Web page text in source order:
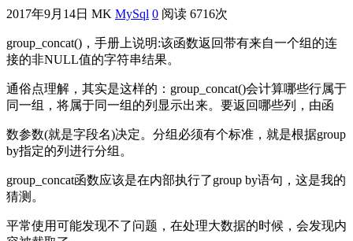
2017年9月14日 MK MySql 0 阅读 6716次
group_concat()，手册上说明:该函数返回带有来自一个组的连
接的非NULL值的字符串结果。
通俗点理解，其实是这样的：group_concat()会计算哪些行属于
同一组，将属于同一组的列显示出来。要返回哪些列，由函
数参数(就是字段名)决定。分组必须有个标准，就是根据group
by指定的列进行分组。
group_concat函数应该是在内部执行了group by语句，这是我的
猜测。
平常使用可能发现不了问题，在处理大数据的时候，会发现内